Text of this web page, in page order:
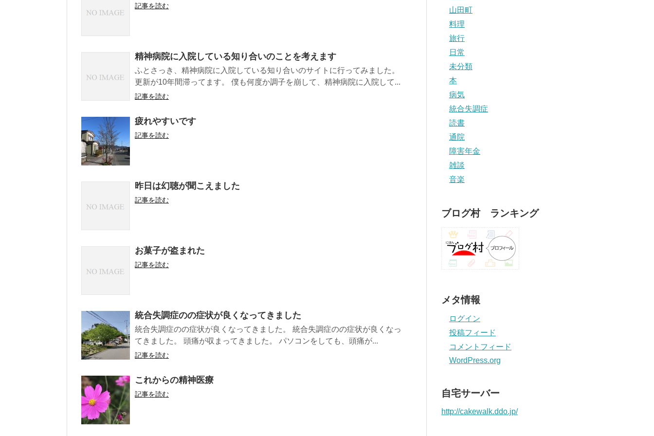
記事を読む
精神病院に入院している知り合いのことを考えます
ふとさっき、精神病院に入院している知り合いのサイトに行ってみました。
更新が10年間滞ってます。 僕も何度か調子を崩して、精神病院に入院して...
記事を読む
疲れやすいです
記事を読む
昨日は幻聴が聞こえました
記事を読む
お菓子が盗まれた
記事を読む
統合失調症のの症状が良くなってきました
統合失調症のの症状が良くなってきました。 統合失調症のの症状が良くなっ
てきました。 頭痛が収まってきました。 パソコンをしても、頭痛が...
記事を読む
これからの精神医療
記事を読む
山田町
料理
旅行
日常
未分類
本
病気
統合失調症
読書
通院
障害年金
雑談
音楽
ブログ村 ランキング
メタ情報
ログイン
投稿フィード
コメントフィード
WordPress.org
自宅サーバー
http://cakewalk.ddo.jp/